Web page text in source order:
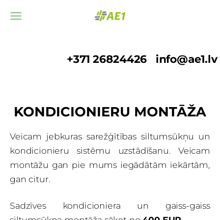
+371 26824426 info@ae1.lv
KONDICIONIERU MONTĀŽA
Veicam jebkuras sarežģītības siltumsūkņu un
kondicionieru sistēmu uzstādīšanu. Veicam
montāžu gan pie mums iegādātām iekārtām,
gan citur.
Sadzīves kondicioniera un gaiss-gaiss